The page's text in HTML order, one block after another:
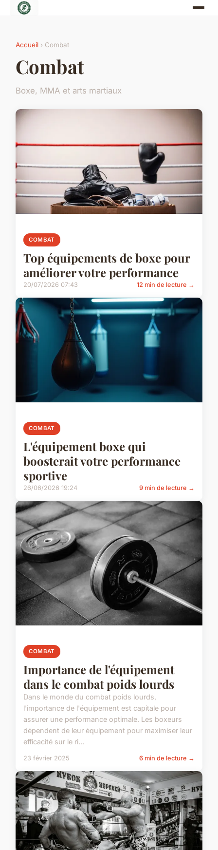
Accueil › Combat
Combat
Boxe, MMA et arts martiaux
COMBAT
Top équipements de boxe pour
améliorer votre performance
20/07/2026 07:43 12 min de lecture →
COMBAT
L'équipement boxe qui
boosterait votre performance
sportive
26/06/2026 19:24 9 min de lecture →
COMBAT
Importance de l'équipement
dans le combat poids lourds
Dans le monde du combat poids lourds,
l'importance de l'équipement est capitale pour
assurer une performance optimale. Les boxeurs
dépendent de leur équipement pour maximiser leur
efficacité sur le ri...
23 février 2025 6 min de lecture →